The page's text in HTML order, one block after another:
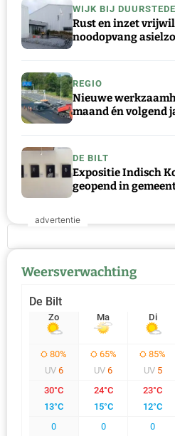
WIJK BIJ DUURSTEDE
Rust en inzet
noodopvang
REGIO
Nieuwe
maand én volgend
DE BILT
Expositie Indisch
geopend in
Weersverwachting